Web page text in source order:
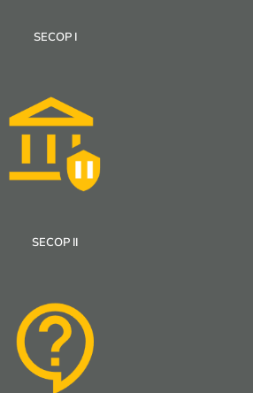
SECOP I
SECOP II